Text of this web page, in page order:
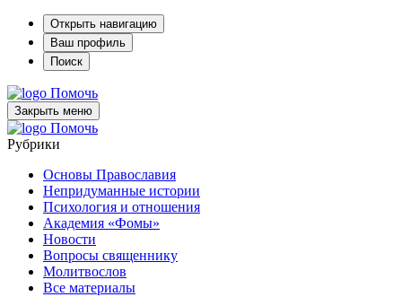
Открыть навигацию
Ваш профиль
Поиск
Помочь
Закрыть меню
Помочь
Рубрики
Основы Православия
Непридуманные истории
Психология и отношения
Академия «Фомы»
Новости
Вопросы священнику
Молитвослов
Все материалы